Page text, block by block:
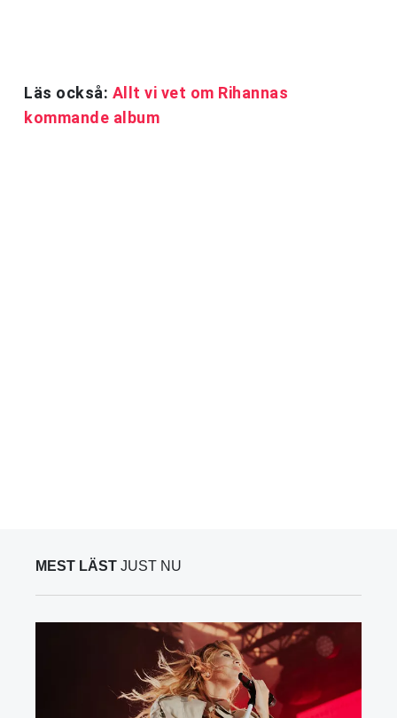
Läs också: Allt vi vet om Rihannas
kommande album
MEST LÄST JUST NU